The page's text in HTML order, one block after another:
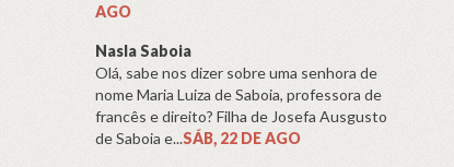
AGO
Nasla Saboia
Olá, sabe nos dizer sobre uma senhora de
nome Maria Luiza de Saboia, professora de
francês e direito? Filha de Josefa Ausgusto
de Saboia e...SÁB, 22 DE AGO